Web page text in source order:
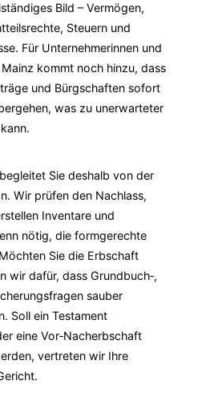
Bild – Vermögen,
Steuern und
Für Unternehmerinnen und
kommt noch hinzu, dass
und Bürgschaften sofort
was zu unerwarteter
Sie deshalb von der
Wir prüfen den Nachlass,
Inventare und
nötig, die formgerechte
Sie die Erbschaft
wir dafür, dass Grundbuch‑,
sauber
Soll ein Testament
eine Vor‑Nacherbschaft
vertreten wir Ihre